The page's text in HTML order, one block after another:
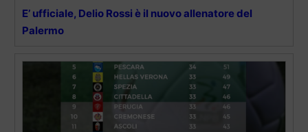
E’ ufficiale, Delio Rossi è il nuovo allenatore del
Palermo